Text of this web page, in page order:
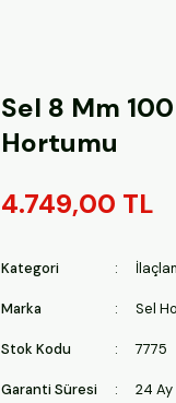
Sel 8 Mm
Hortumu
4.749,00 TL
Kategori
Marka Sel
Stok Kodu 7775
Garanti Süresi 24 Ay